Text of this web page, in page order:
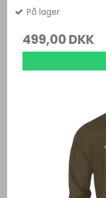
På lager
499,00 DKK